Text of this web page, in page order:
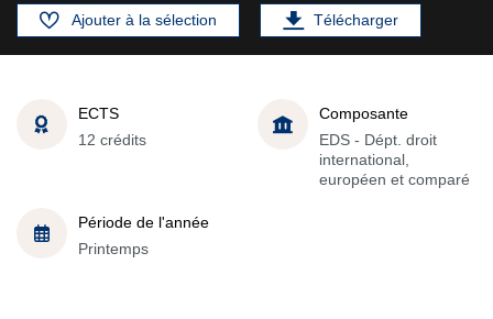
Ajouter à la sélection Télécharger
ECTS
12 crédits
Composante
EDS - Dépt. droit
international,
européen et comparé
Période de l'année
Printemps